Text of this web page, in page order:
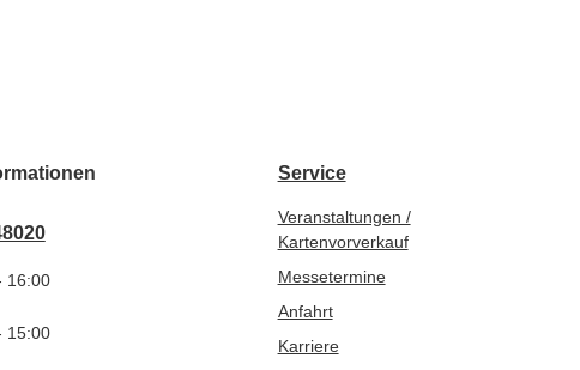
16:00
15:00
Service
Veranstaltungen /
Kartenvorverkauf
Messetermine
Anfahrt
Karriere